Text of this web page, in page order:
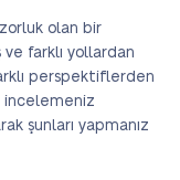
olan bir
farklı yollardan
perspektiflerden
incelemeniz
şunları yapmanız